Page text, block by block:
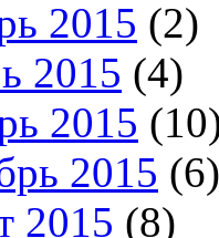
2015 (2)
2015 (4)
2015
2015 (6)
2015 (8)